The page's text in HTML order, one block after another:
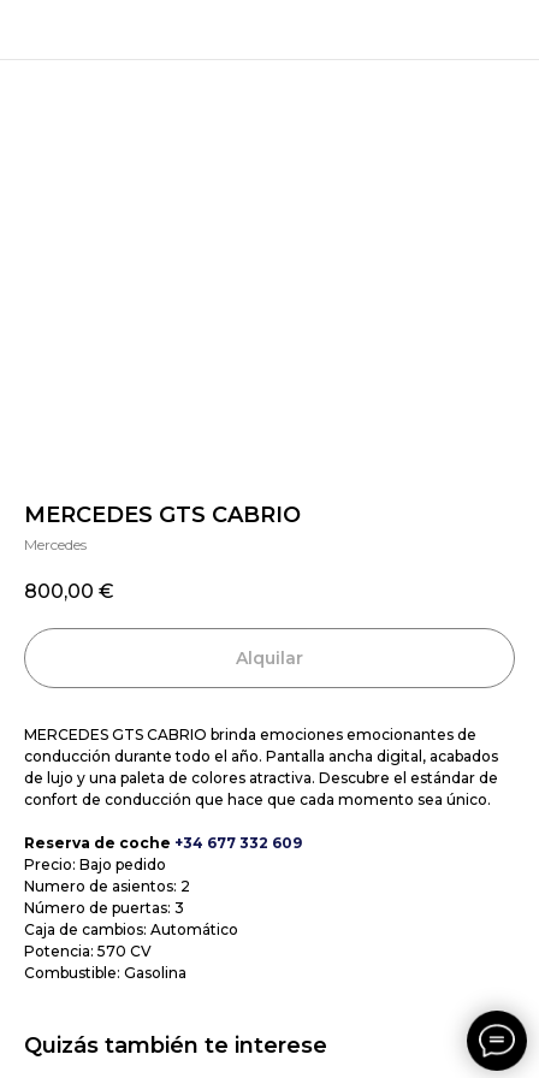
MERCEDES GTS CABRIO
Mercedes
800,00 €
Alquilar
MERCEDES GTS CABRIO brinda emociones emocionantes de
conducción durante todo el año. Pantalla ancha digital, acabados
de lujo y una paleta de colores atractiva. Descubre el estándar de
confort de conducción que hace que cada momento sea único.
Reserva de coche +34 677 332 609
Precio: Bajo pedido
Numero de asientos: 2
Número de puertas: 3
Caja de cambios: Automático
Potencia: 570 CV
Combustible: Gasolina
Quizás también te interese